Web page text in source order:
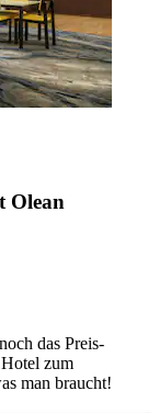
Olean
das Preis-
zum
man braucht!